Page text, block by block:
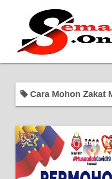
Cara Mohon Zakat